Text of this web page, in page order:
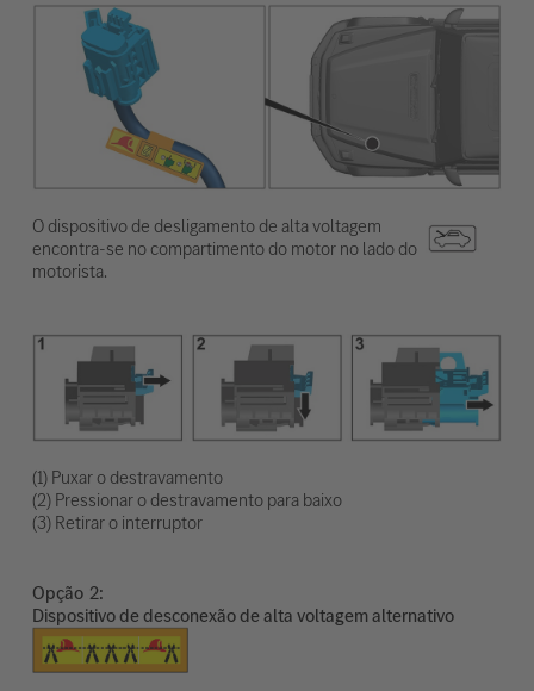
O dispositivo de desligamento de alta voltagem
encontra-se no compartimento do motor no lado do
motorista.
(1) Puxar o destravamento
(2) Pressionar o destravamento para baixo
(3) Retirar o interruptor
Opção
Dispositivo de desconexão de alta voltagem alternativo